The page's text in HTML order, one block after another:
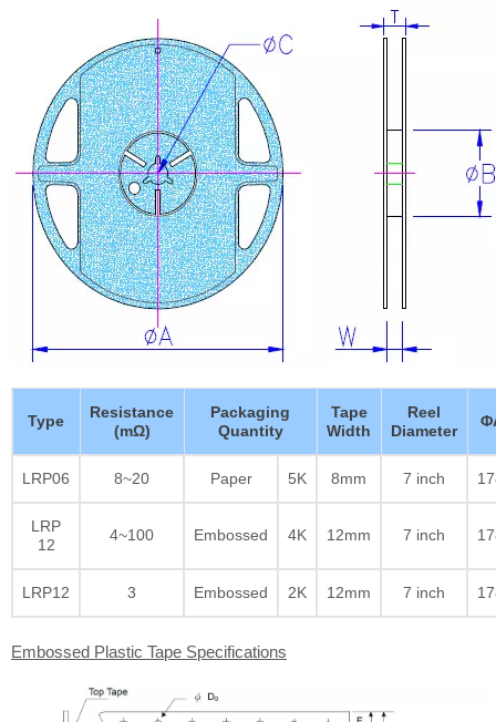
Type
Resistance
(mΩ)
Packaging
Quantity
Tape
Width
Reel
Diameter
LRP06 8~20 Paper 5K 8mm 7 inch
LRP
12
4~100 Embossed 4K 12mm 7 inch
LRP12 3 Embossed 2K 12mm 7 inch
Embossed Plastic Tape Specifications